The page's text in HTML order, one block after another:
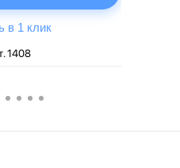
в 1 клик
1408